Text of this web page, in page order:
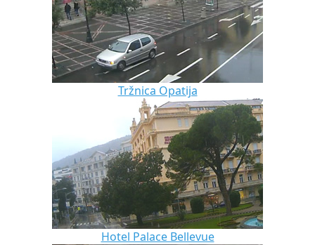
Tržnica Opatija
Hotel Palace Bellevue